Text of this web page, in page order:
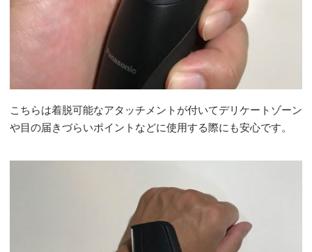
こちらは着脱可能なアタッチメントが付いてデリケートゾーン
や目の届きづらいポイントなどに使用する際にも安心です。